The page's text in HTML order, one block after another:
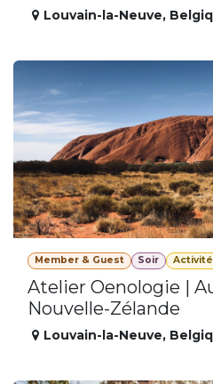
Louvain-la-Neuve,
Member & Guest Soir
Atelier Oenologie |
Nouvelle-Zélande
Louvain-la-Neuve,